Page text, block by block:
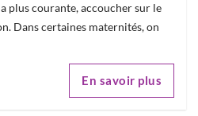
plus courante, accoucher sur le
Dans certaines maternités, on
En savoir plus